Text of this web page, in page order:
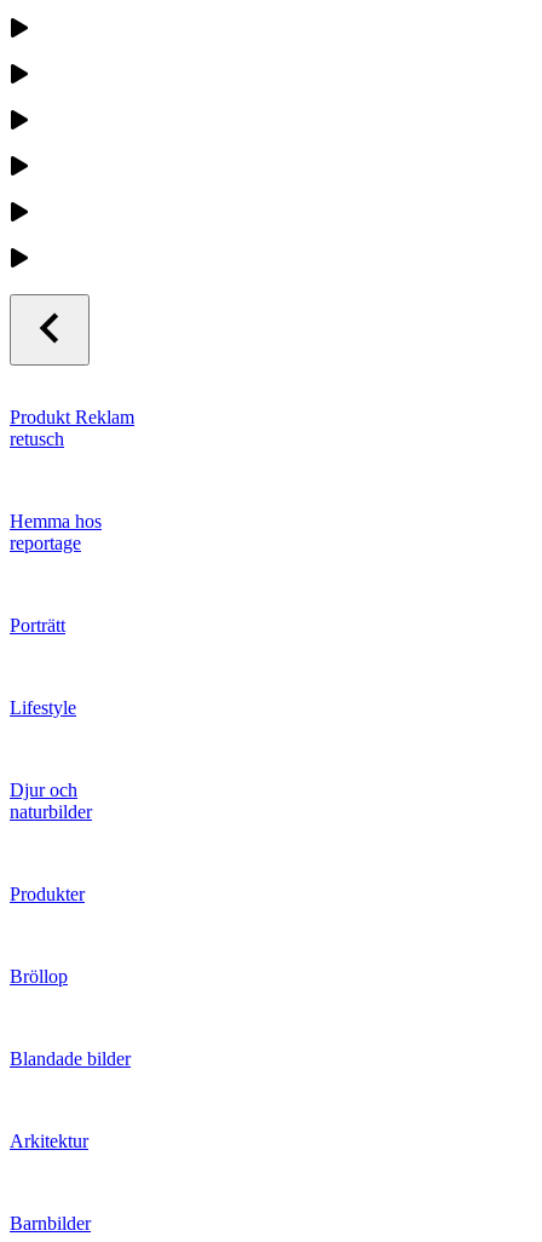
Produkt Reklam
retusch
Hemma hos
reportage
Porträtt
Lifestyle
Djur och
naturbilder
Produkter
Bröllop
Blandade bilder
Arkitektur
Barnbilder